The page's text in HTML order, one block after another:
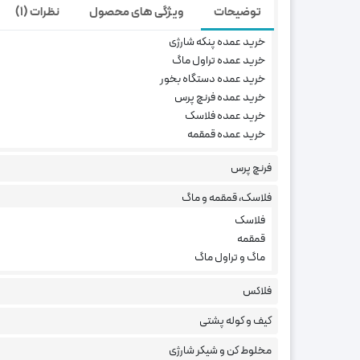
توضیحات ویژگی های محصول نظرات (1)
فلاسک آبرنگی قلمی طرح
یکی از طرح های جذاب فلاسک ها در بازار،
تک نفره وجود داره.
در این محصول از دسته محصولات فلاسک فروشگاه
میکینم.
فلاسک
برای هرکسی و با هر سلیقه ای طرح های متنوعی در
خرید عمده اجاق گاز مسافرتی
خرید عمده پنکه شارژی
خرید عمده تراول ماگ
خرید عمده دستگاه بخور
خرید عمده فرنچ پرس
خرید عمده فلاسک
خرید عمده قمقمه
فرنچ پرس
فلاسک، قمقمه و ماگ
فلاسک
قمقمه
ماگ و تراول ماگ
فلاکس
کیف و کوله پشتی
مخلوط کن و شیکر شارژی